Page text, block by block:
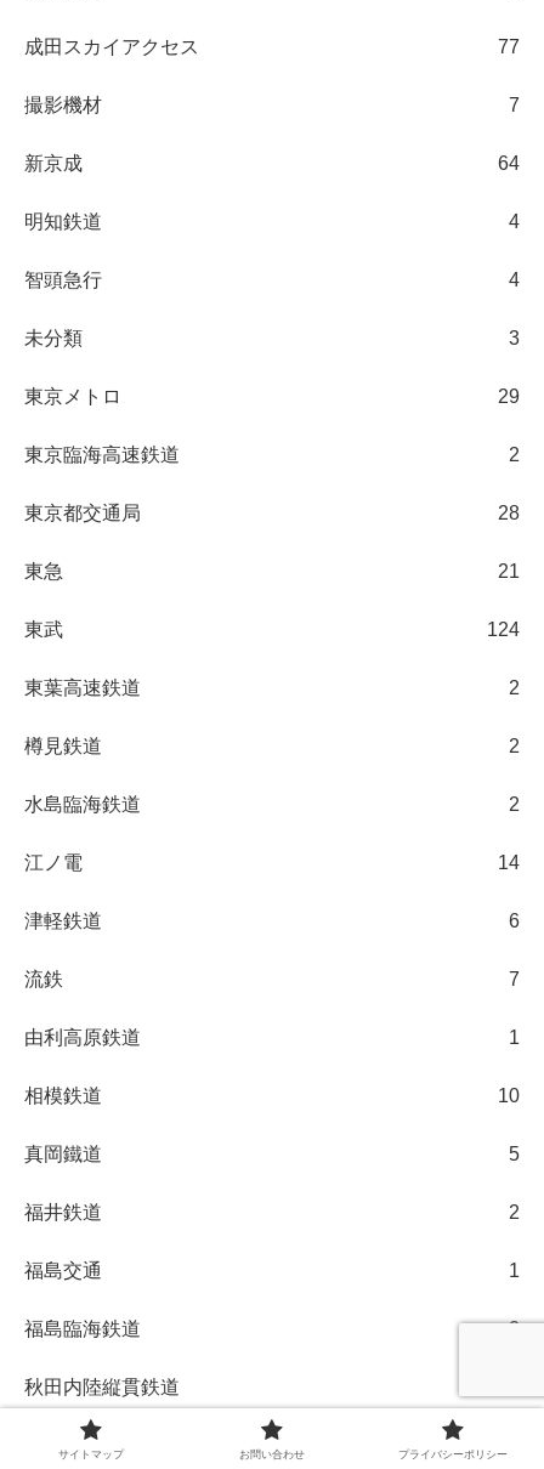
成田スカイアクセス 77
撮影機材 7
新京成 64
明知鉄道 4
智頭急行 4
未分類 3
東京メトロ 29
東京臨海高速鉄道 2
東京都交通局 28
東急 21
東武 124
東葉高速鉄道 2
樽見鉄道 2
水島臨海鉄道 2
江ノ電 14
津軽鉄道 6
流鉄 7
由利高原鉄道 1
相模鉄道 10
真岡鐵道 5
福井鉄道 2
福島交通 1
福島臨海鉄道 2
秋田内陸縦貫鉄道
秩父鉄道
サイトマップ お問い合わせ プライバシーポリシー